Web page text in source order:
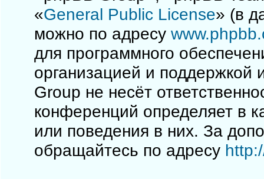
«General Public License» (в
можно по адресу
для программного
организацией и поддержкой
Group не несёт
конференций определяет в
или поведения в них. За
обращайтесь по адресу